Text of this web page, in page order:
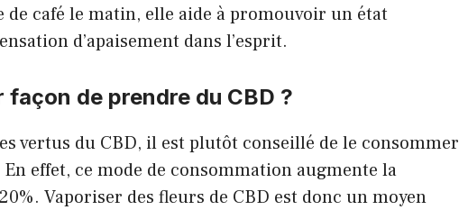
de café le matin, elle aide à promouvoir un état
d’apaisement dans l’esprit.
façon de prendre du CBD ?
vertus du CBD, il est plutôt conseillé de le consommer
effet, ce mode de consommation augmente la
Vaporiser des fleurs de CBD est donc un moyen